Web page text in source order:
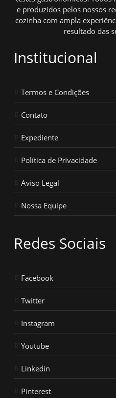
e produzidos pelos nossos
cozinha com ampla
resultado das
Institucional
Termos e Condições
Contato
Expediente
Política de Privacidade
Aviso Legal
Nossa Equipe
Redes Sociais
Facebook
Twitter
Instagram
Youtube
Linkedin
Pinterest